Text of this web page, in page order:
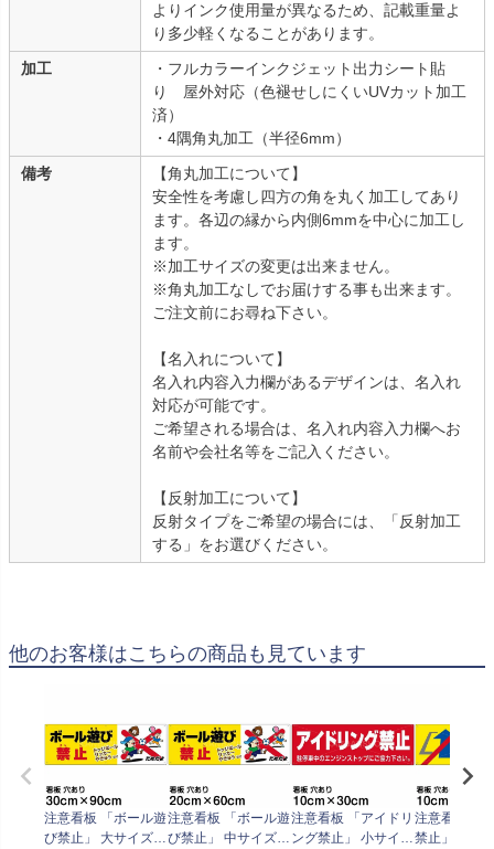
よりインク使用量が異なるため、記載重量よ
り多少軽くなることがあります。
加工
・フルカラーインクジェット出力シート貼
り 屋外対応（色褪せしにくいUVカット加工
済）
・4隅角丸加工（半径6mm）
備考
【角丸加工について】
安全性を考慮し四方の角を丸く加工してあり
ます。各辺の縁から内側6mmを中心に加工し
ます。
※加工サイズの変更は出来ません。
※角丸加工なしでお届けする事も出来ます。
ご注文前にお尋ね下さい。
【名入れについて】
名入れ内容入力欄があるデザインは、名入れ
対応が可能です。
ご希望される場合は、名入れ内容入力欄へお
名前や会社名等をご記入ください。
【反射加工について】
反射タイプをご希望の場合には、「反射加工
する」をお選びください。
他のお客様はこちらの商品も見ています
注意看板 「ボール遊
び禁止」 大サイズ(3
注意看板 「ボール遊
び禁止」 中サイズ(2
注意看板 「アイドリ
ング禁止」 小サイズ
注意看板 「
禁止」 小サ